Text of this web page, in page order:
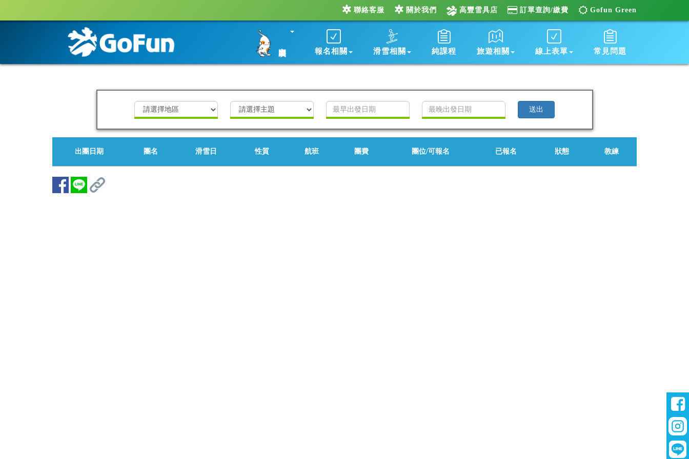
聯絡客服 關於我們 高豐雪具店 訂單查詢/繳費 Gofun Green
報名相關 滑雪相關 純課程 旅遊相關 線上表單 常見問題
出團日期 團名 滑雪日 性質 航班 團費 團位/可報名 已報名 狀態 教練